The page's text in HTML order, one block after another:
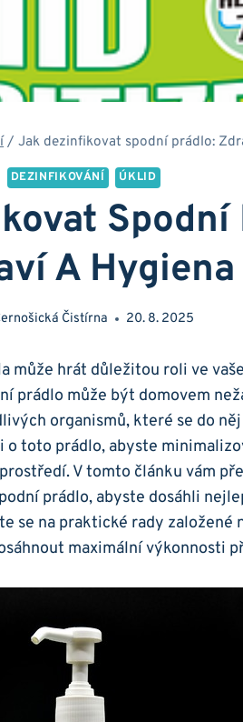
/ Jak dezinfikovat spodní prádlo:
DEZINFIKOVÁNÍ ÚKLID
Spodní
A Hygiena
Čistírna 20. 8. 2025
může hrát důležitou roli ve
prádlo může být domovem
organismů, které se do
o toto prádlo, abyste
V tomto článku vám
prádlo, abyste dosáhli
se na praktické rady založené
maximální výkonnosti